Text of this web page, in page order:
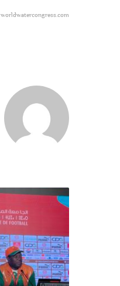
worldwatercongress.com